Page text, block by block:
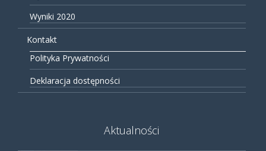
Wyniki 2020
Kontakt
Polityka Prywatności
Deklaracja dostępności
Aktualności